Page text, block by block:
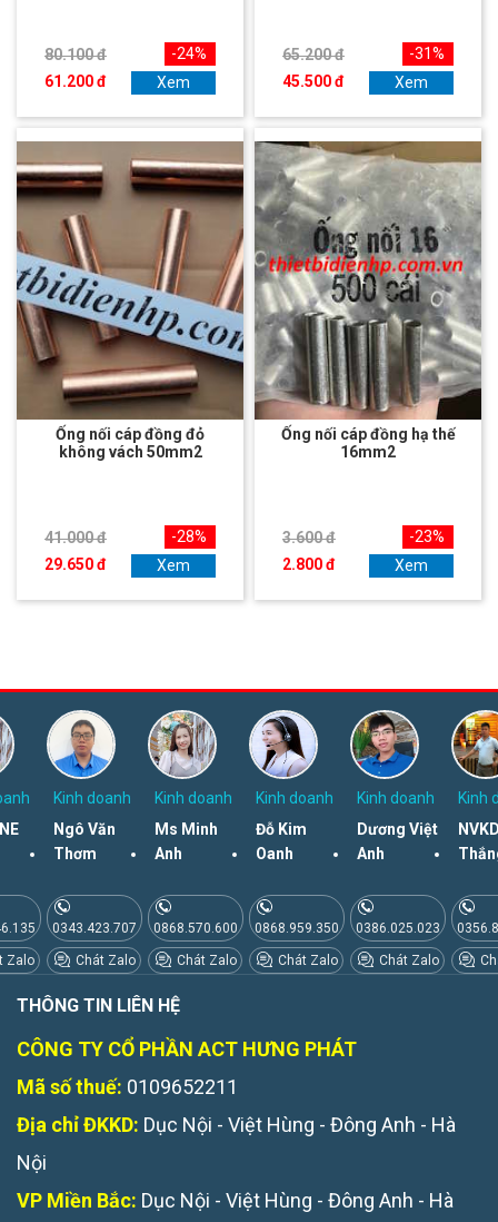
80.100 đ
61.200 đ
-24%
Xem
65.200 đ
45.500 đ
-31%
Xem
Ống nối cáp đồng đỏ
không vách 50mm2
41.000 đ
29.650 đ
-28%
Xem
Ống nối cáp đồng hạ thế
16mm2
3.600 đ
2.800 đ
-23%
Xem
Zalo
Kinh doanh
Ngô Văn
Thơm
0343.423.707
Chát Zalo
Kinh doanh
Ms Minh
Anh
0868.570.600
Chát Zalo
Kinh doanh
Đỗ Kim
Oanh
0868.959.350
Chát Zalo
Kinh doanh
Dương Việt
Anh
0386.025.023
Chát Zalo
Kinh
THÔNG TIN LIÊN HỆ
CÔNG TY CỔ PHẦN ACT HƯNG PHÁT
Mã số thuế: 0109652211
Địa chỉ ĐKKD: Dục Nội - Việt Hùng - Đông Anh - Hà
Nội
VP Miền Bắc: Dục Nội - Việt Hùng - Đông Anh - Hà